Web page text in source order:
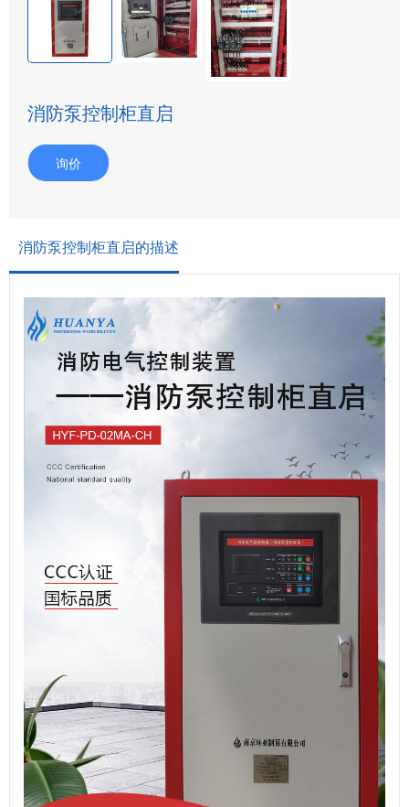
消防泵控制柜直启
询价
消防泵控制柜直启的描述